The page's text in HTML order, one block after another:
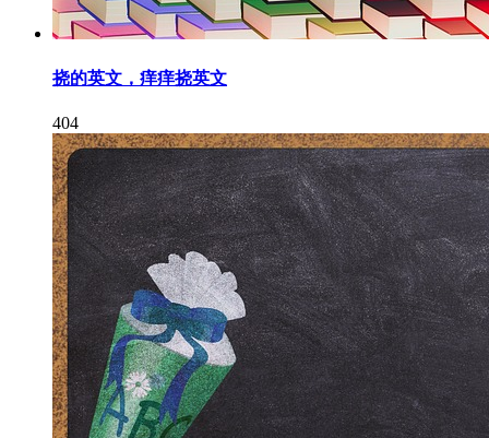
挠的英文，痒痒挠英文
404